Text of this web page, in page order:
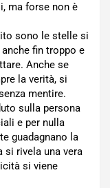
ma forse non è
sono le stelle si
fin troppo e
Anche se
la verità, si
mentire.
sulla persona
e per nulla
guadagnano la
si rivela una vera
si viene